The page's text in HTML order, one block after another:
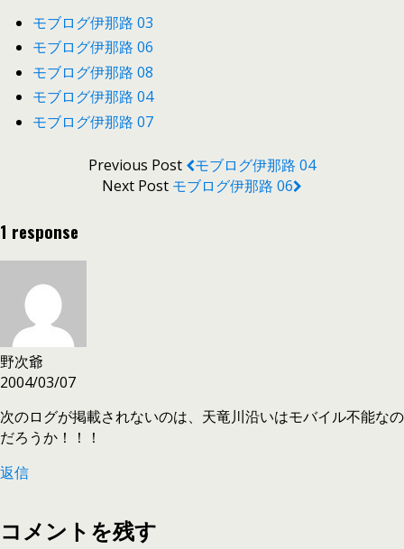
モブログ伊那路 03
モブログ伊那路 06
モブログ伊那路 08
モブログ伊那路 04
モブログ伊那路 07
Previous Post
モブログ伊那路 04
Next Post モブログ伊那路 06
1 response
野次爺
2004/03/07
次のログが掲載されないのは、天竜川沿いはモバイル不能なの
だろうか！！！
返信
コメントを残す